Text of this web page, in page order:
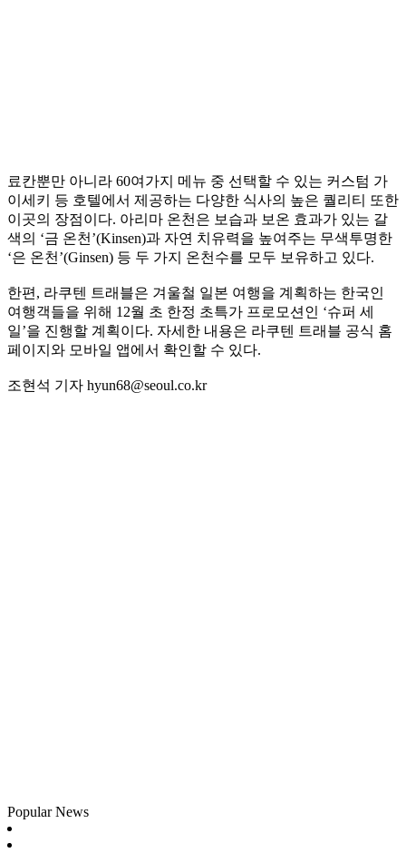
료칸뿐만 아니라 60여가지 메뉴 중 선택할 수 있는 커스텀 가
이세키 등 호텔에서 제공하는 다양한 식사의 높은 퀄리티 또한
이곳의 장점이다. 아리마 온천은 보습과 보온 효과가 있는 갈
색의 ‘금 온천’(Kinsen)과 자연 치유력을 높여주는 무색투명한
‘은 온천’(Ginsen) 등 두 가지 온천수를 모두 보유하고 있다.
한편, 라쿠텐 트래블은 겨울철 일본 여행을 계획하는 한국인
여행객들을 위해 12월 초 한정 초특가 프로모션인 ‘슈퍼 세
일’을 진행할 계획이다. 자세한 내용은 라쿠텐 트래블 공식 홈
페이지와 모바일 앱에서 확인할 수 있다.
조현석 기자 hyun68@seoul.co.kr
Popular News